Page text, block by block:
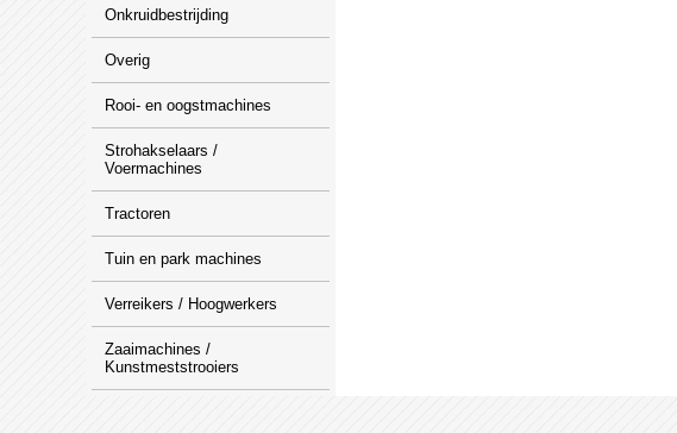
Onkruidbestrijding
Overig
Rooi- en oogstmachines
Strohakselaars /
Voermachines
Tractoren
Tuin en park machines
Verreikers / Hoogwerkers
Zaaimachines /
Kunstmeststrooiers